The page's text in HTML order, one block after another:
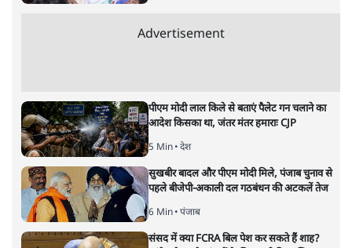
नीतीश कुमार के पहले नाराज़ होने की ख़बर आई थी। फिर कहा जाने
लगा कि उन्हें इंडिया गठबंधन की बैठक में संयोजक घोषित किया
जाएगा, लेकिन ऐसा नहीं हुआ। आख़िर इसके पीछे वजह क्या है?
कौन रोड़ा अटका रहा है?